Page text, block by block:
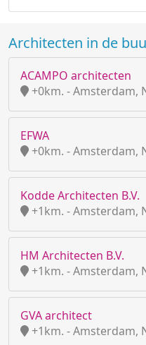
Architecten in de
ACAMPO architecten
+0km. - Amsterdam,
EFWA
+0km. - Amsterdam,
Kodde Architecten B.V.
+1km. - Amsterdam,
HM Architecten B.V.
+1km. - Amsterdam,
GVA architect
+1km. - Amsterdam,